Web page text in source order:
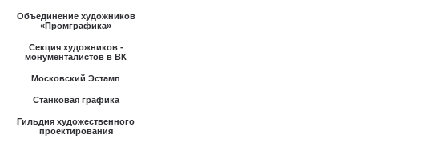
Объединение художников
«Промграфика»
Секция художников -
монументалистов в ВК
Московский Эстамп
Станковая графика
Гильдия художественного
проектирования